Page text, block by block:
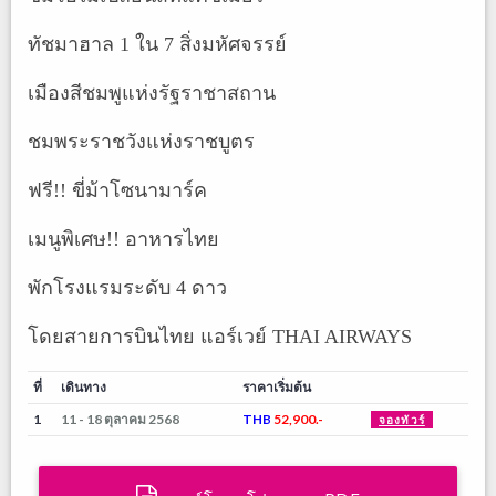
ทัชมาฮาล 1 ใน 7 สิ่งมหัศจรรย์
เมืองสีชมพูแห่งรัฐราชาสถาน
ชมพระราชวังแห่งราชบูตร
ฟรี!! ขี่ม้าโซนามาร์ค
เมนูพิเศษ!! อาหารไทย
พักโรงแรมระดับ 4 ดาว
โดยสายการบินไทย แอร์เวย์ THAI AIRWAYS
ที่ เดินทาง
ราคาเริ่มต้น
1
11 - 18 ตุลาคม 2568 THB 52,900.- จองทัวร์